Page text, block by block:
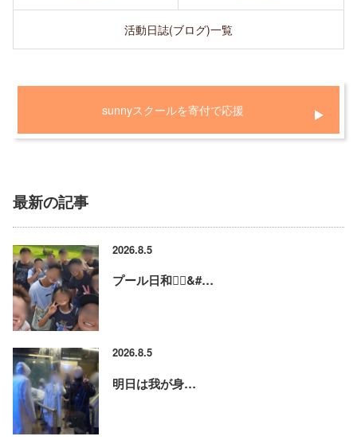
活動日誌(ブログ)一覧
sunnyスクールを寄付で応援
最新の記事
2026.8.5
プール日和🏊‍♂&#…
2026.8.5
明日は我が身…